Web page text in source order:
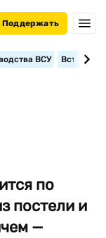
Поддержать
ВСУ
по
постели и
—